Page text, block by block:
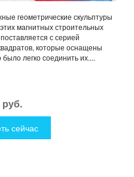
геометрические скульптуры
магнитных строительных
с серией
которые оснащены
легко соединить их....
руб.
сейчас